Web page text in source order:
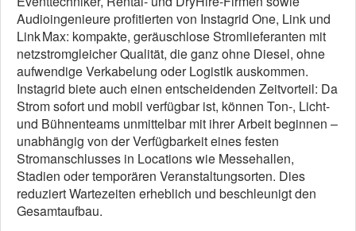
Audioingenieure profitierten von Instagrid One, Link und
Link Max: kompakte, geräuschlose Stromlieferanten mit
netzstromgleicher Qualität, die ganz ohne Diesel, ohne
aufwendige Verkabelung oder Logistik auskommen.
Instagrid biete auch einen entscheidenden Zeitvorteil: Da
Strom sofort und mobil verfügbar ist, können Ton-, Licht-
und Bühnenteams unmittelbar mit ihrer Arbeit beginnen –
unabhängig von der Verfügbarkeit eines festen
Stromanschlusses in Locations wie Messehallen,
Stadien oder temporären Veranstaltungsorten. Dies
reduziert Wartezeiten erheblich und beschleunigt den
Gesamtaufbau.